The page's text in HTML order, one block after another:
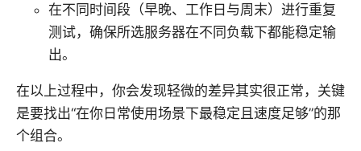
在不同时间段（早晚、工作日与周末）进行重复
测试，确保所选服务器在不同负载下都能稳定输
出。
在以上过程中，你会发现轻微的差异其实很正常，关键
是要找出“在你日常使用场景下最稳定且速度足够”的那
个组合。